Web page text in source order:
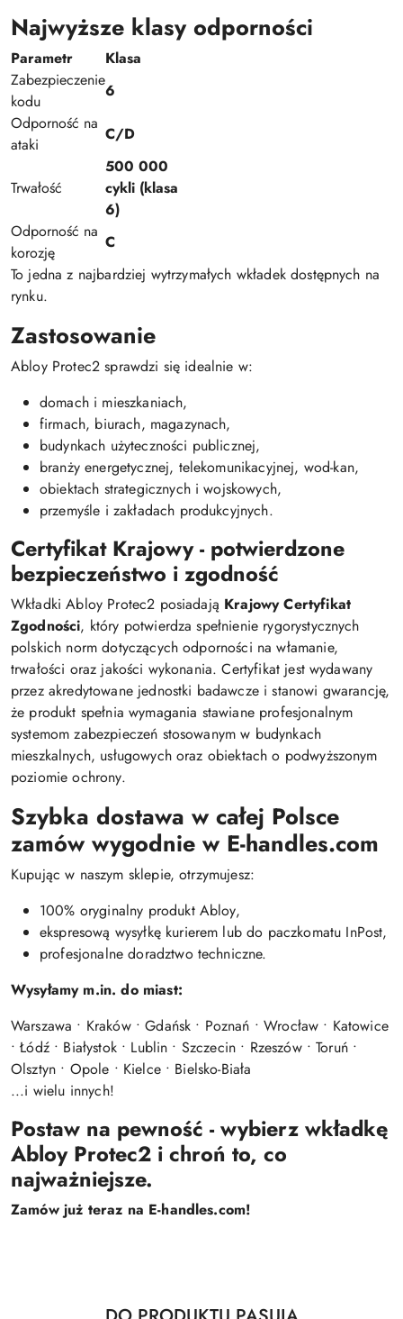
Najwyższe klasy odporności
Parametr
Klasa
Zabezpieczenie
kodu
6
Odporność na
ataki
C/D
Trwałość
500 000
cykli (klasa
6)
Odporność na
korozję
C
To jedna z najbardziej wytrzymałych wkładek dostępnych na
rynku.
Zastosowanie
Abloy Protec2 sprawdzi się idealnie w:
domach i mieszkaniach,
firmach, biurach, magazynach,
budynkach użyteczności publicznej,
branży energetycznej, telekomunikacyjnej, wod-kan,
obiektach strategicznych i wojskowych,
przemyśle i zakładach produkcyjnych.
Certyfikat Krajowy - potwierdzone
bezpieczeństwo i zgodność
Wkładki Abloy Protec2 posiadają Krajowy Certyfikat
Zgodności, który potwierdza spełnienie rygorystycznych
polskich norm dotyczących odporności na włamanie,
trwałości oraz jakości wykonania. Certyfikat jest wydawany
przez akredytowane jednostki badawcze i stanowi gwarancję,
że produkt spełnia wymagania stawiane profesjonalnym
systemom zabezpieczeń stosowanym w budynkach
mieszkalnych, usługowych oraz obiektach o podwyższonym
poziomie ochrony.
Szybka dostawa w całej Polsce
zamów wygodnie w E-handles.com
Kupując w naszym sklepie, otrzymujesz:
100% oryginalny produkt Abloy,
ekspresową wysyłkę kurierem lub do paczkomatu InPost,
profesjonalne doradztwo techniczne.
Wysyłamy m.in. do miast:
Warszawa • Kraków • Gdańsk • Poznań • Wrocław • Katowice
• Łódź • Białystok • Lublin • Szczecin • Rzeszów • Toruń •
Olsztyn • Opole • Kielce • Bielsko-Biała
...i wielu innych!
Postaw na pewność - wybierz wkładkę
Abloy Protec2 i chroń to, co
najważniejsze.
Zamów już teraz na E-handles.com!